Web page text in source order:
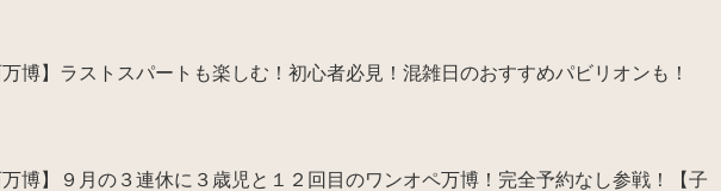
万博】ラストスパートも楽しむ！初心者必見！混雑日のおすすめパビリオンも！
万博】９月の３連休に３歳児と１２回目のワンオペ万博！完全予約なし参戦！【子